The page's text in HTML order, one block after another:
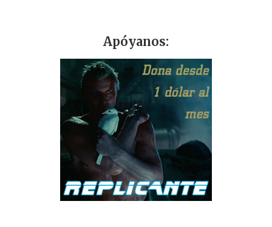
Apóyanos: